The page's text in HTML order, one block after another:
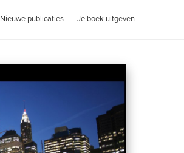
Nieuwe publicaties Je boek uitgeven